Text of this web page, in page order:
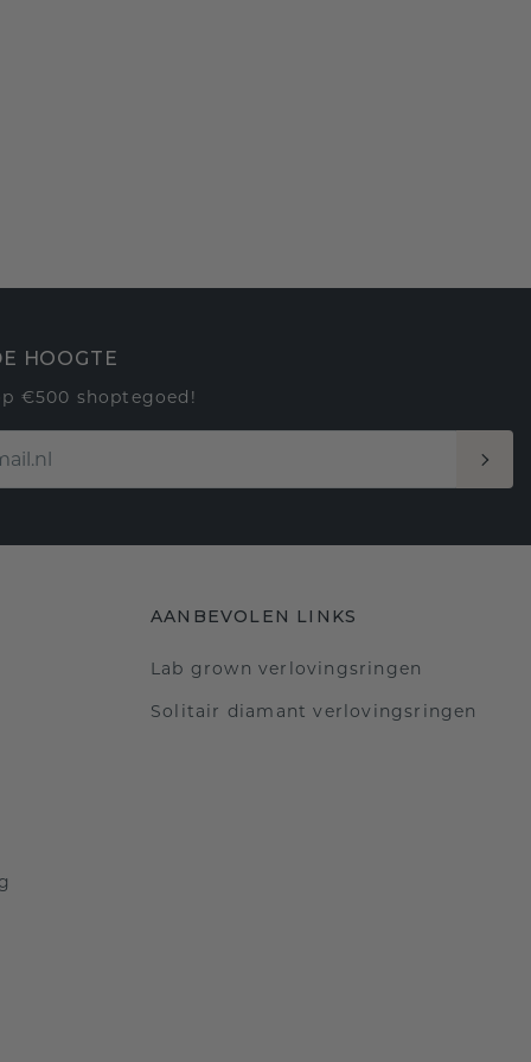
HOOGTE
€500 shoptegoed!
AANBEVOLEN LINKS
Lab grown verlovingsringen
Solitair diamant verlovingsringen